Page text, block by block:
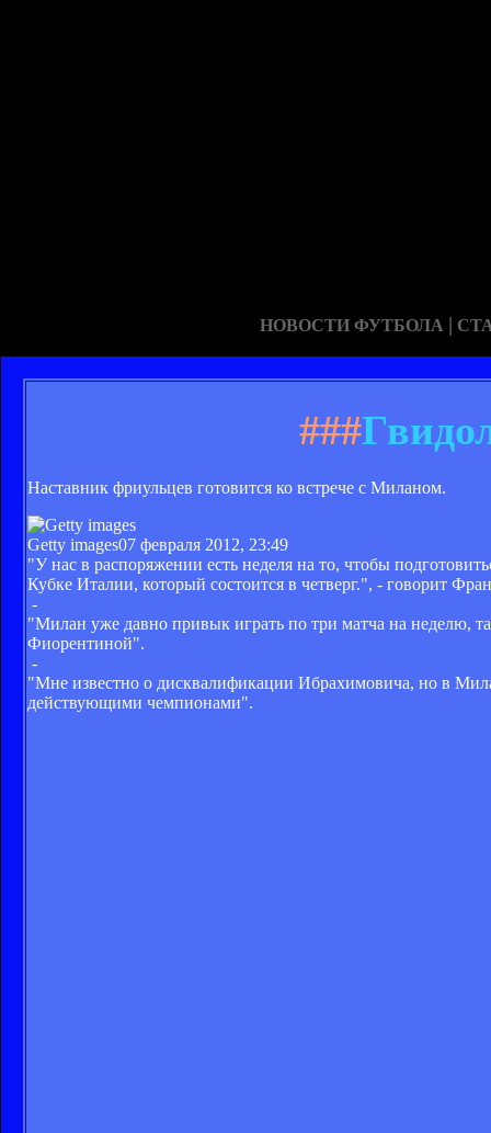
НОВОСТИ ФУТБОЛА |
###
Наставник фриульцев готовится ко встрече с Миланом.
Getty images07 февраля 2012, 23:49
"У нас в распоряжении есть неделя на то, чтобы
Кубке Италии, который состоится в четверг.", - говорит
-
"Милан уже давно привык играть по три матча на неделю,
Фиорентиной".
-
"Мне известно о дисквалификации Ибрахимовича, но в
действующими чемпионами".